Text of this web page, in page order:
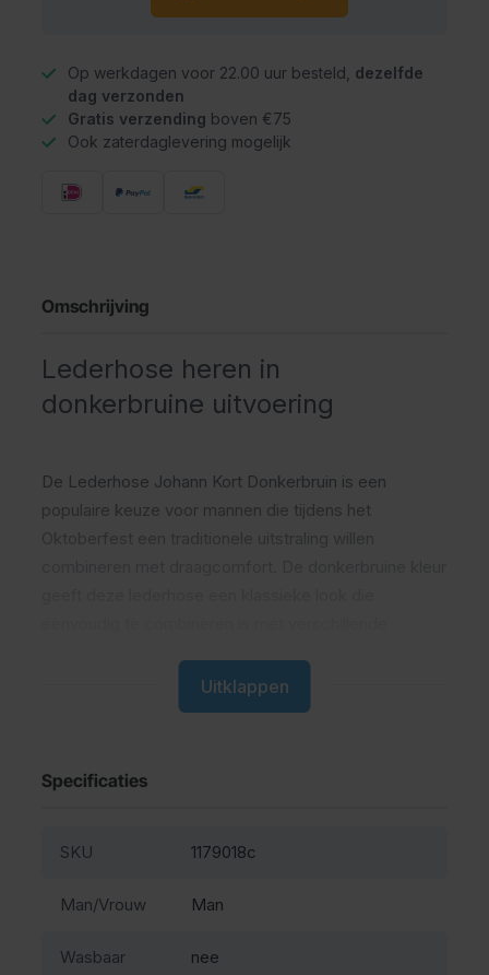
Op werkdagen voor 22.00 uur besteld, dezelfde
dag verzonden
Gratis verzending boven €75
Ook zaterdaglevering mogelijk
Omschrijving
Lederhose heren in
donkerbruine uitvoering
De Lederhose Johann Kort Donkerbruin is een
populaire keuze voor mannen die tijdens het
je deze broek moeiteloos tijdens uiteenlopende
feesten en evenementen.
Kort Donkerbruin
met vaste bretels, een gulp en praktische
Uitklappen
Specificaties
SKU 1179018c
Man/Vrouw Man
Wasbaar nee